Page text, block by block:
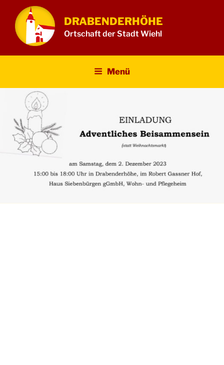
Inhalt
springen
DRABENDERHÖHE
Ortschaft der Stadt Wiehl
Menü